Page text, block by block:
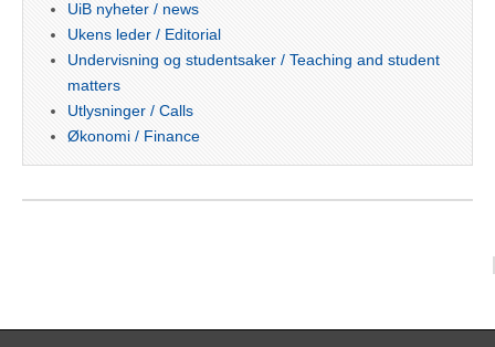
UiB nyheter / news
Ukens leder / Editorial
Undervisning og studentsaker / Teaching and student
matters
Utlysninger / Calls
Økonomi / Finance